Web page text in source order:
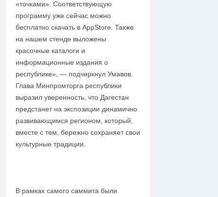
«точками». Соответствующую
программу уже сейчас можно
бесплатно скачать в AppStore. Также
на нашем стенде выложены
красочные каталоги и
информационные издания о
республике», — подчеркнул Умавов.
Глава Минпромторга республики
выразил уверенность, что Дагестан
предстанет на экспозиции динамично
развивающимся регионом, который,
вместе с тем, бережно сохраняет свои
культурные традиции.
В рамках самого саммита были